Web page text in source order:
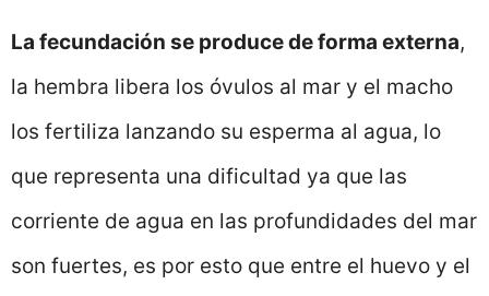
La fecundación se produce de forma externa,
la hembra libera los óvulos al mar y el macho
los fertiliza lanzando su esperma al agua, lo
que representa una dificultad ya que las
corriente de agua en las profundidades del mar
son fuertes, es por esto que entre el huevo y el